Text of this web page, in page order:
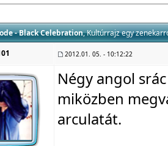
- Black Celebration, Kultúrrajz egy
2012.01. 05. - 10:12:22
Négy angol
miközben
arculatát.